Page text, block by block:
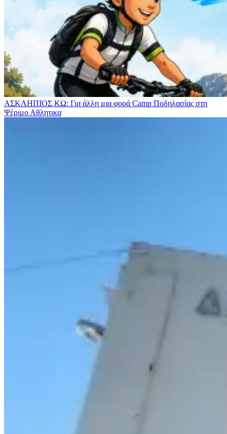
ΑΣΚΛΗΠΙΟΣ ΚΩ: Για άλλη μια φορά Camp Ποδηλασίας στη
Ψέριμο Αθλητικα